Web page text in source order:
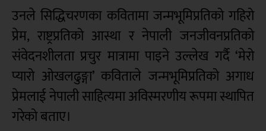
उनले सिद्धिचरणका कवितामा जन्मभूमिप्रतिको गहिरो
प्रेम, राष्ट्रप्रतिको आस्था र नेपाली जनजीवनप्रतिको
संवेदनशीलता प्रचुर मात्रामा पाइने उल्लेख गर्दै ‘मेरो
प्यारो ओखलढुङ्गा’ कविताले जन्मभूमिप्रतिको अगाध
प्रेमलाई नेपाली साहित्यमा अविस्मरणीय रूपमा स्थापित
गरेको बताए।